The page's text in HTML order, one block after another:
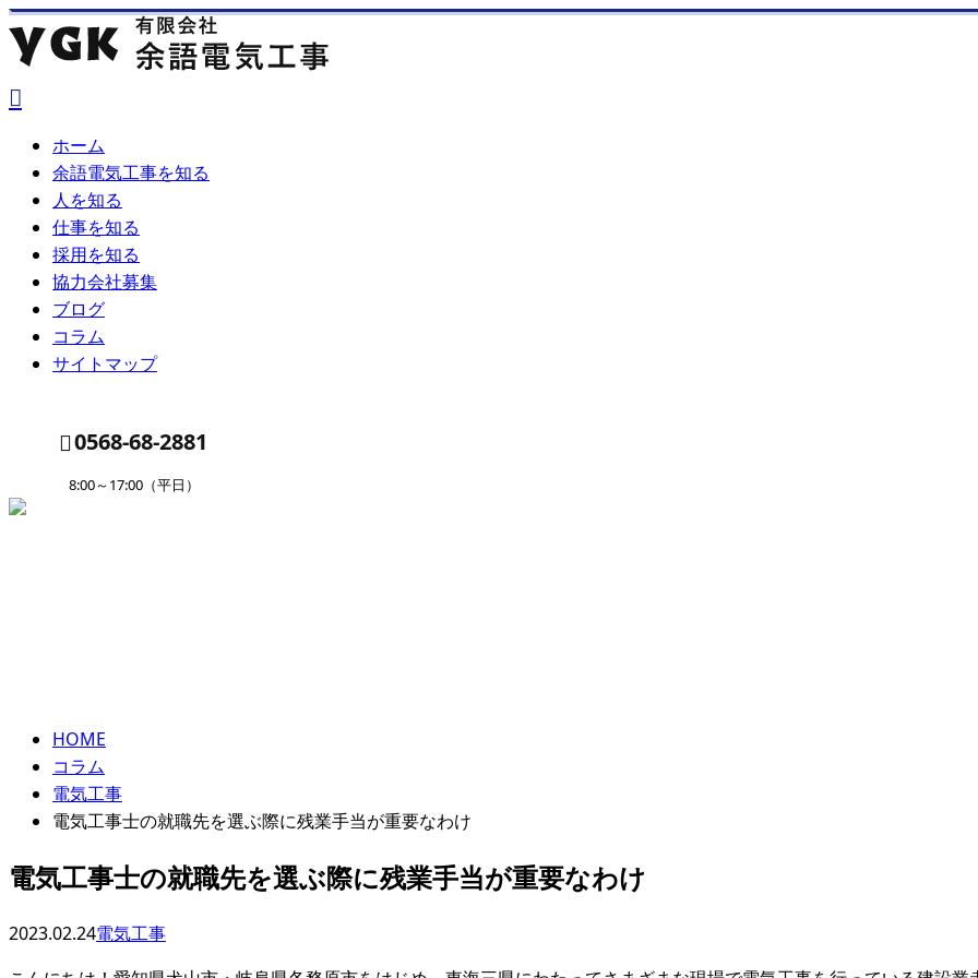
ホーム
余語電気工事を知る
人を知る
仕事を知る
採用を知る
協力会社募集
ブログ
コラム
サイトマップ
0568-68-2881
8:00～17:00（平日）
HOME
コラム
電気工事
電気工事士の就職先を選ぶ際に残業手当が重要なわけ
電気工事士の就職先を選ぶ際に残業手当が重要なわけ
2023.02.24電気工事